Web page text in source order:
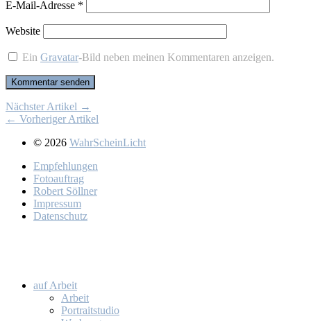
E-Mail-Adresse *
Website
EinGravatar-Bild neben meinen Kommentaren anzeigen.
Nächster Artikel →
← Vorheriger Artikel
© 2026 WahrScheinLicht
Emp­feh­lun­gen
Fo­to­auf­trag
Ro­bert Söll­ner
Im­pres­sum
Da­ten­schutz
auf Ar­beit
Ar­beit
Por­trait­stu­dio